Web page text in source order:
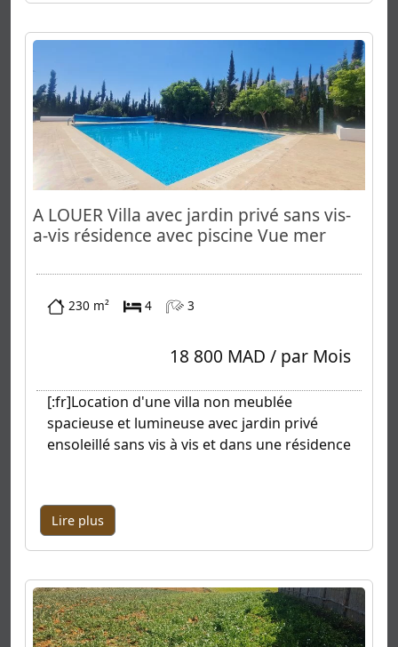
A LOUER Villa avec jardin privé sans vis-
a-vis résidence avec piscine Vue mer
230 m² 4 3
18 800 MAD / par Mois
[:fr]Location d'une villa non meublée
spacieuse et lumineuse avec jardin privé
ensoleillé sans vis à vis et dans une résidence
Lire plus